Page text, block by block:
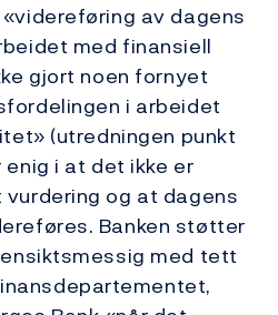
av dagens
med finansiell
gjort noen fornyet
i arbeidet
(utredningen punkt
enig i at det ikke er
og at dagens
Banken støtter
med tett